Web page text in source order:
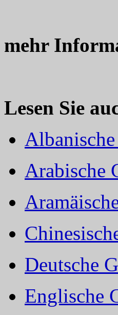
mehr
Lesen Sie
Arabische
Deutsche
Englische